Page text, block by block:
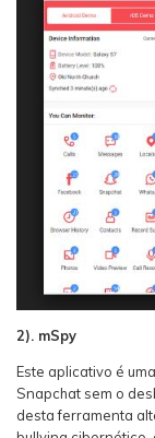
2). mSpy
Este aplicativo é
Snapchat sem o
desta ferramenta